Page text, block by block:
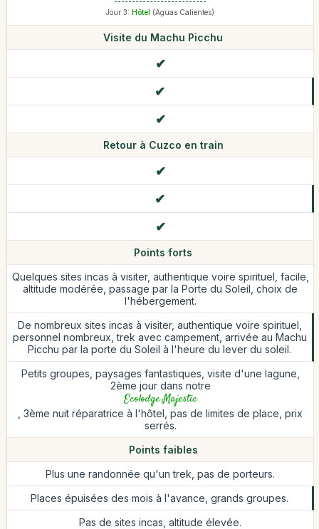
Jour 3: Hôtel (Aguas Calientes)
Visite du Machu Picchu
Retour à Cuzco en train
Points forts
Quelques sites incas à visiter, authentique voire spirituel, facile,
altitude modérée, passage par la Porte du Soleil, choix de
l'hébergement.
De nombreux sites incas à visiter, authentique voire spirituel,
personnel nombreux, trek avec campement, arrivée au Machu
Picchu par la porte du Soleil à l'heure du lever du soleil.
Petits groupes, paysages fantastiques, visite d'une lagune,
2ème jour dans notre
Ecolodge Majestic
, 3ème nuit réparatrice à l'hôtel, pas de limites de place, prix
serrés.
Points faibles
Plus une randonnée qu'un trek, pas de porteurs.
Places épuisées des mois à l'avance, grands groupes.
Pas de sites incas, altitude élevée.